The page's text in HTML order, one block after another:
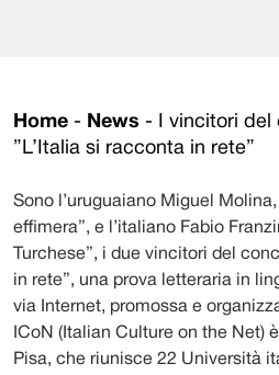
Home - News -
I vincitori
”L’Italia si racconta in rete”
Sono l’uruguaiano Miguel
effimera”, e l’italiano Fabio
Turchese”, i due vincitori del
in rete”, una prova letteraria in
via Internet, promossa e
ICoN (Italian Culture on the Net)
Pisa, che riunisce 22 Università